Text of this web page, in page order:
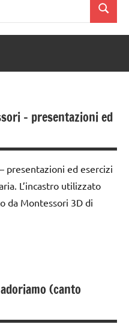
Cerca
– presentazioni ed
presentazioni ed esercizi
L’incastro utilizzato
da Montessori 3D di
adoriamo (canto